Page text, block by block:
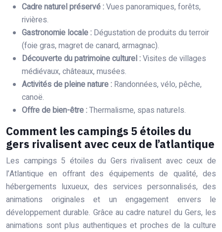
Cadre naturel préservé :Vues panoramiques, forêts,
rivières.
Gastronomie locale : Dégustation de produits du terroir
(foie gras, magret de canard, armagnac).
Découverte du patrimoine culturel :Visites de villages
médiévaux, châteaux, musées.
Activités de pleine nature : Randonnées, vélo, pêche,
canoë.
Offre de bien-être :Thermalisme, spas naturels.
Comment les campings 5 étoiles du
gers rivalisent avec ceux de l’atlantique
Les campings 5 étoiles du Gers rivalisent avec ceux de
l’Atlantique en offrant des équipements de qualité, des
hébergements luxueux, des services personnalisés, des
animations originales et un engagement envers le
développement durable. Grâce au cadre naturel du Gers, les
animations sont plus authentiques et proches de la culture